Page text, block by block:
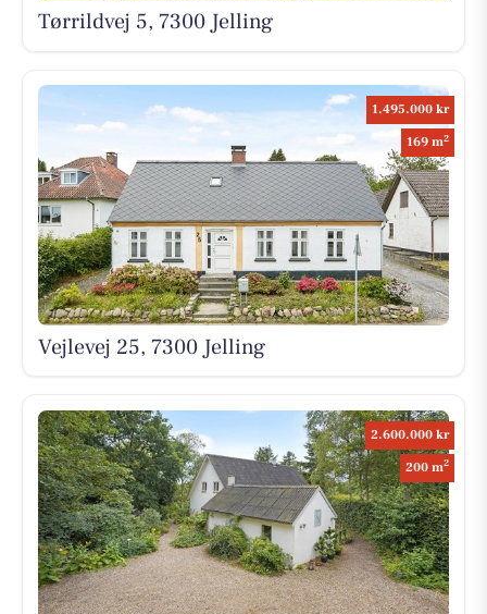
Tørrildvej 5, 7300 Jelling
1.495.000 kr
169 m2
Vejlevej 25, 7300 Jelling
2.600.000 kr
200 m2